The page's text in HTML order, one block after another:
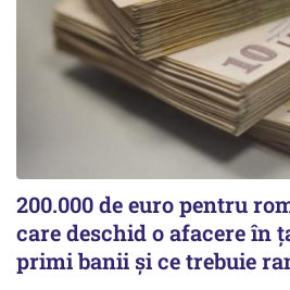
200.000 de euro pentru
care deschid o afacere în
primi banii și ce trebuie